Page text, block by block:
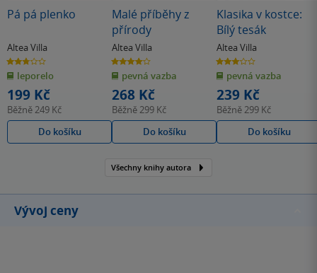
Pá pá plenko
Altea Villa
2.8
z
5
hvězdiček
leporelo
199 Kč
Běžně249 Kč
Do košíku
Malé příběhy z
přírody
Altea Villa
4.0
z
5
hvězdiček
pevná vazba
268 Kč
Běžně299 Kč
Do košíku
Klasika v kostce:
Bílý tesák
Altea Villa
3.0
z
5
hvězdiček
pevná vazba
239 Kč
Běžně299 Kč
Do košíku
Všechny knihy autora
Vývoj ceny